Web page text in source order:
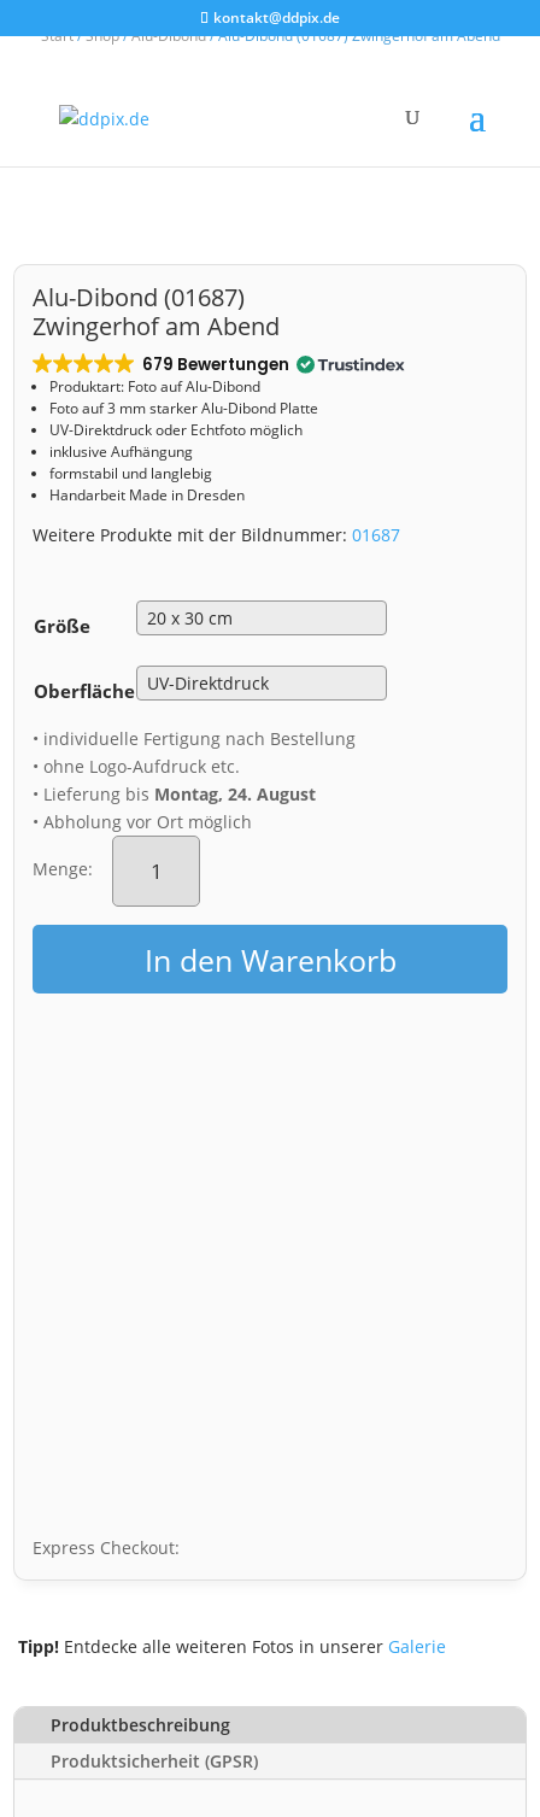
kontakt@ddpix.de
Start/Shop/Alu-Dibond/ Alu-Dibond (01687) Zwingerhof am Abend
Alu-Dibond (01687)
Zwingerhof am Abend
679 Bewertungen
Produktart: Foto auf Alu-Dibond
Foto auf 3 mm starker Alu-Dibond Platte
UV-Direktdruck oder Echtfoto möglich
inklusive Aufhängung
formstabil und langlebig
Handarbeit Made in Dresden
Weitere Produkte mit der Bildnummer:01687
Größe
Oberfläche
• individuelle Fertigung nach Bestellung
• ohne Logo-Aufdruck etc.
• Lieferung bis Montag, 24. August
• Abholung vor Ort möglich
Menge:
Alu-
Dibond
Zwingerhof
am
Abend
MengeIn den Warenkorb
Express Checkout:
Tipp! Entdecke alle weiteren Fotos in unserer Galerie
Produktbeschreibung
Produktsicherheit (GPSR)